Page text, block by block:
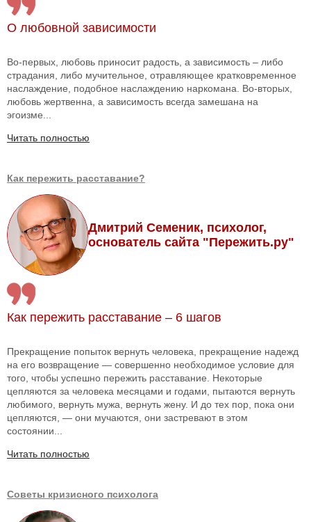
О любовной зависимости
Во-первых, любовь приносит радость, а зависимость – либо
страдания, либо мучительное, отравляющее кратковременное
наслаждение, подобное наслаждению наркомана. Во-вторых,
любовь жертвенна, а зависимость всегда замешана на
эгоизме...
Читать полностью
Как пережить расставание?
Дмитрий Семеник, психолог,
основатель сайта "Пережить.ру"
Как пережить расставание – 6 шагов
Прекращение попыток вернуть человека, прекращение надежд
на его возвращение — совершенно необходимое условие для
того, чтобы успешно пережить расставание. Некоторые
цепляются за человека месяцами и годами, пытаются вернуть
любимого, вернуть мужа, вернуть жену. И до тех пор, пока они
цепляются, — они мучаются, они застревают в этом
состоянии...
Читать полностью
Советы кризисного психолога